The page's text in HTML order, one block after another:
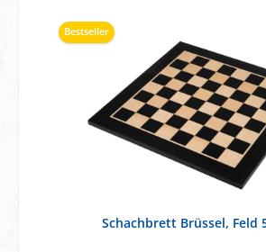
Bestseller
Schachbrett Brüssel, Feld